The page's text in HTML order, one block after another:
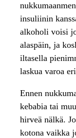
insuliinin
alkoholi voisi
alaspäin, ja
iltasella
laskua varoa
Ennen
kebabia tai
hirveä nälkä.
kotona vaikka